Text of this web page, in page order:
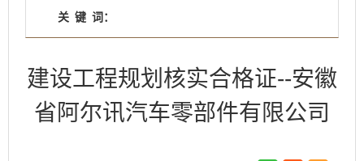
关 键 词：
建设工程规划核实合格证--安徽
省阿尔讯汽车零部件有限公司